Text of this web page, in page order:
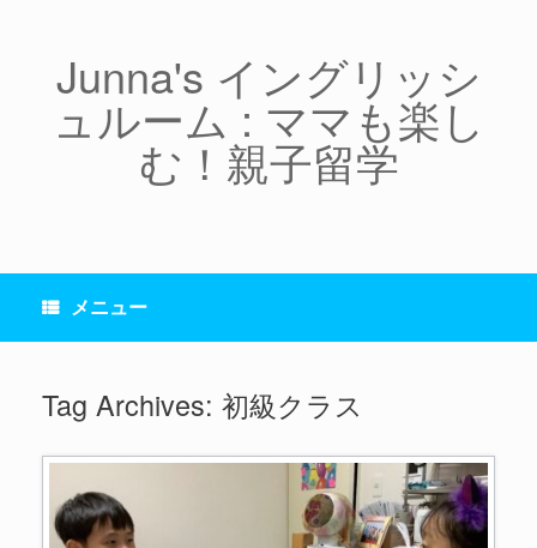
Junna's イングリッシ
ュルーム : ママも楽し
む！親子留学
メニュー
Tag Archives: 初級クラス